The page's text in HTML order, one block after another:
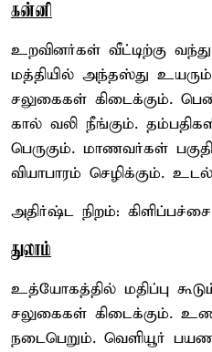
கன்னி
உறவினர்கள் வீட்டிற்கு
மத்தியில் அந்தஸ்து
சலுகைகள் கிடைக்கும்.
கால் வலி நீங்கும்.
பெருகும். மாணவர்கள்
வியாபாரம் செழிக்கும்.
அதிர்ஷ்ட நிறம்: கிளிப்பச்சை
துலாம்
உத்யோகத்தில் மதிப்பு
சலுகைகள் கிடைக்கும்.
நடைபெறும். வெளியூர்